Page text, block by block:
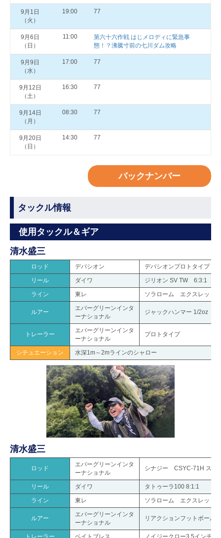
9月1日
（火）
19:00 77
9月6日
（日）
11:00
第六十六作戦 はじメロディに緊急事
態！？沸騰寸前の七川ダム攻略
9月9日
（水）
17:00 77
9月12日
（土）
16:30 77
9月14日
（月）
08:30 77
9月20日
（日）
14:30 77
バックナンバー
タックル情報
使用タックル＆ギア
清水盛三
ロッド デパシオン
デパシオンプロトタイプ
リール
ダイワ
ジリオン SV TW 6:3:1
ライン
東レ ソラローム エクスレッド
ルアー
エバーグリーンインタ
ーナショナル
ジャックハンマー 1/2oz
トレーラー
エバーグリーンインタ
ーナショナル
プロトタイプ
シチュエーション 水深1m～2mラインのシャロー
清水盛三
ロッド
エバーグリーンインタ
ーナショナル
シナジー CSYC-71H スー
リール ダイワ
タトゥーラ100 8:1:1
ライン
東レ ソラローム エクスレッド
ルアー
エバーグリーンインタ
ーナショナル
リアクションフットボール
トレーラー ベイトブレス ノイジークロー3.5インチ